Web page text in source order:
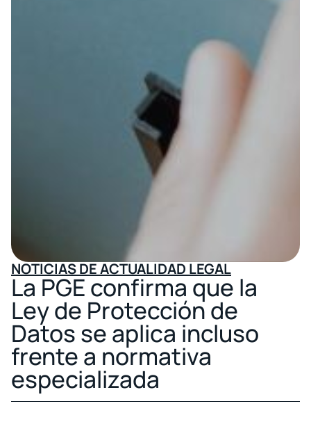
NOTICIAS DE ACTUALIDAD LEGAL
La PGE confirma que la
Ley de Protección de
Datos se aplica incluso
frente a normativa
especializada